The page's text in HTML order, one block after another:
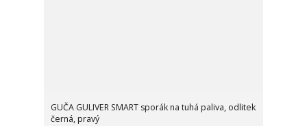
GUČA GULIVER SMART sporák na tuhá paliva, odlitek
černá, pravý